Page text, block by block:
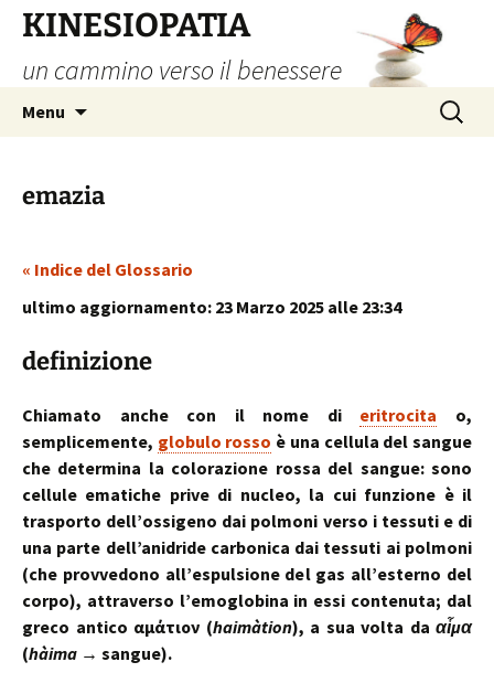
contenuto
KINESIOPATIA
un cammino verso il benessere
Menu
Ricerca
per:
emazia
« Indice del Glossario
ultimo aggiornamento: 23 Marzo 2025 alle 23:34
definizione
Chiamato anche con il nome di eritrocita o,
semplicemente, globulo rosso è una cellula del sangue
che determina la colorazione rossa del sangue: sono
cellule ematiche prive di nucleo, la cui funzione è il
trasporto dell’ossigeno dai polmoni verso i tessuti e di
una parte dell’anidride carbonica dai tessuti ai polmoni
(che provvedono all’espulsione del gas all’esterno del
corpo), attraverso l’emoglobina in essi contenuta; dal
greco antico αἱμάτιον (haimàtion), a sua volta da αἷμα
(hàima → sangue).